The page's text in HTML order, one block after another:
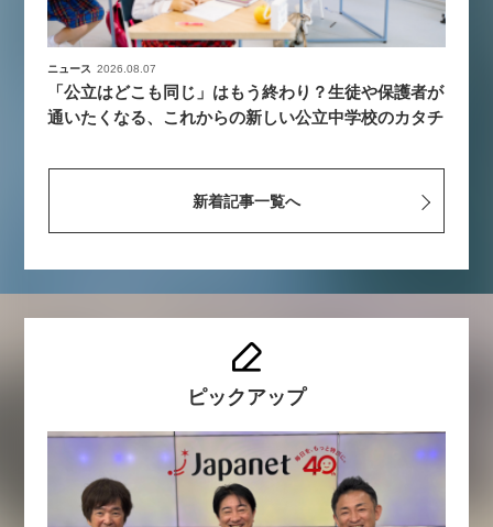
ニュース 2026.08.07
「公立はどこも同じ」はもう終わり？生徒や保護者が
通いたくなる、これからの新しい公立中学校のカタチ
新着記事一覧へ
ピックアップ